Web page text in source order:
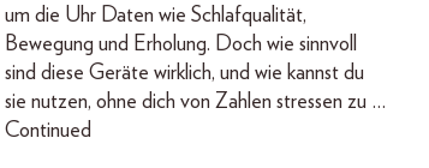
um die Uhr Daten wie Schlafqualität,
Bewegung und Erholung. Doch wie sinnvoll
sind diese Geräte wirklich, und wie kannst du
sie nutzen, ohne dich von Zahlen stressen zu …
Continued